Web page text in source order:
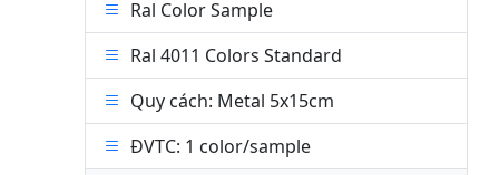
Ral Color Sample
Ral 4011 Colors Standard
Quy cách: Metal 5x15cm
ĐVTC: 1 color/sample